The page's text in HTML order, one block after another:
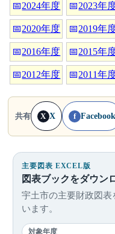
📅2024年度 📅2023年
📅2020年度 📅2019年
📅2016年度 📅2015年
📅2012年度 📅2011年
共有 X X f Facebook
主要図表 EXCEL版
図表ブックをダウン
宇土市の主要財政図表
います。
対象年度